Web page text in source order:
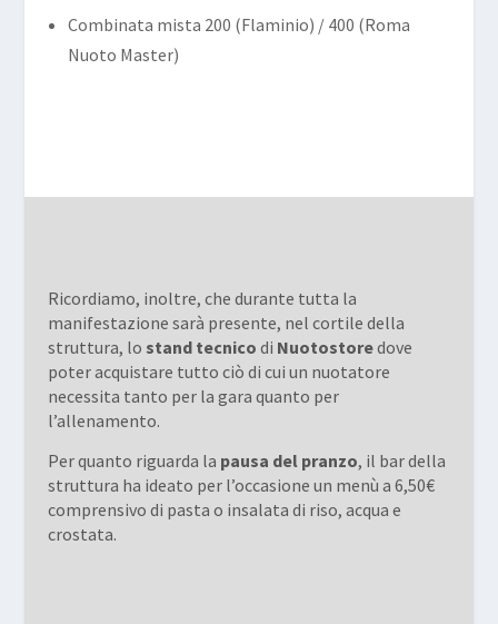
Combinata mista 200 (Flaminio) / 400 (Roma
Nuoto Master)
Ricordiamo, inoltre, che durante tutta la
manifestazione sarà presente, nel cortile della
struttura, lo stand tecnico di Nuotostoredove
poter acquistare tutto ciò di cui un nuotatore
necessita tanto per la gara quanto per
l’allenamento.
Per quanto riguarda la pausa del pranzo, il bar della
struttura ha ideato per l’occasione un menù a 6,50€
comprensivo di pasta o insalata di riso, acqua e
crostata.